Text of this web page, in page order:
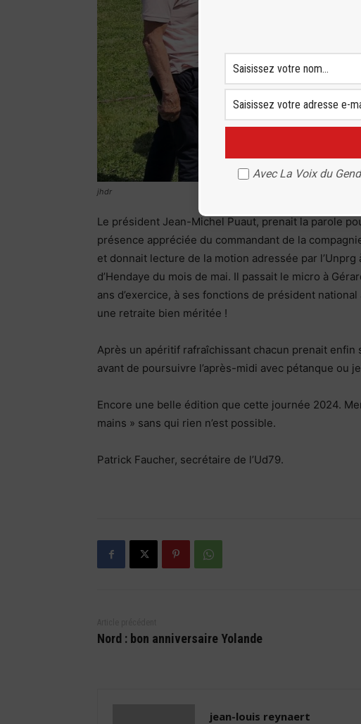
jhdr
Le président Jean-Michel Puaut, prenait la parole
présence appréciée du commandant de la
et donnait lecture de la motion adressée par
d’Hendaye du mois de mai. Il passait le micro à
ans d’exercice, à ses fonctions de président
une retraite bien méritée !
Après un apéritif rafraîchissant chacun prenait
avant de poursuivre l’après-midi avec pétanque ou
Encore une belle édition que cette journée 2024.
mains » sans qui rien n’est possible.
Patrick Faucher, secrétaire de l’Ud79.
Nord : bon anniversaire Yolande
jean-louis reynaert
Avec La Voix du